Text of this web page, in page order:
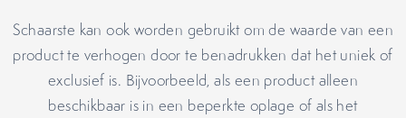
Schaarste kan ook worden gebruikt om de waarde van een
product te verhogen door te benadrukken dat het uniek of
exclusief is. Bijvoorbeeld, als een product alleen
beschikbaar is in een beperkte oplage of als het